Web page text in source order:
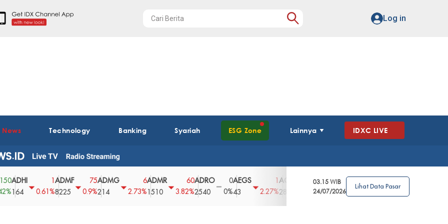
Log in
Technology Banking Syariah ESG Zone Lainnya IDXC LIVE
0.61% 8225
75
0.9%
ADMG
214
2.73%
ADMR
1510
60
3.82%
ADRO
2540
0
0%
AEGS
2.27% 2850
3.39%
AGRO
4
2.63%
0%
03.15 WIB
24/07/2026
Lihat Data Pasar